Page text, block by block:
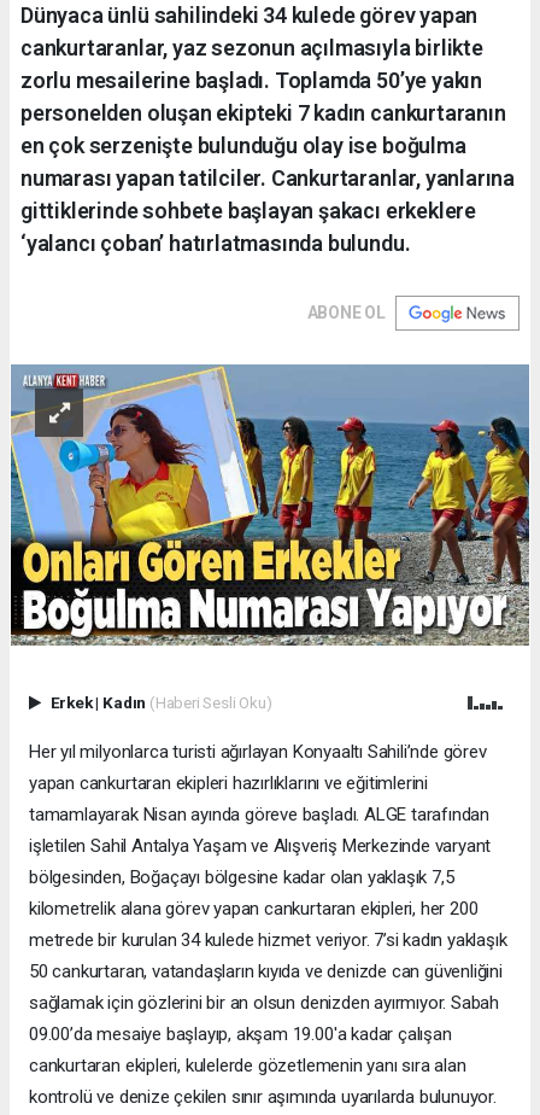
Dünyaca ünlü sahilindeki 34 kulede görev yapan
cankurtaranlar, yaz sezonun açılmasıyla birlikte
zorlu mesailerine başladı. Toplamda 50’ye yakın
personelden oluşan ekipteki 7 kadın cankurtaranın
en çok serzenişte bulunduğu olay ise boğulma
numarası yapan tatilciler. Cankurtaranlar, yanlarına
gittiklerinde sohbete başlayan şakacı erkeklere
‘yalancı çoban’ hatırlatmasında bulundu.
ABONE OL
Erkek| Kadın (Haberi Sesli Oku)
Her yıl milyonlarca turisti ağırlayan Konyaaltı Sahili’nde görev
yapan cankurtaran ekipleri hazırlıklarını ve eğitimlerini
tamamlayarak Nisan ayında göreve başladı. ALGE tarafından
işletilen Sahil Antalya Yaşam ve Alışveriş Merkezinde varyant
bölgesinden, Boğaçayı bölgesine kadar olan yaklaşık 7,5
kilometrelik alana görev yapan cankurtaran ekipleri, her 200
metrede bir kurulan 34 kulede hizmet veriyor. 7’si kadın yaklaşık
50 cankurtaran, vatandaşların kıyıda ve denizde can güvenliğini
sağlamak için gözlerini bir an olsun denizden ayırmıyor. Sabah
09.00’da mesaiye başlayıp, akşam 19.00'a kadar çalışan
cankurtaran ekipleri, kulelerde gözetlemenin yanı sıra alan
kontrolü ve denize çekilen sınır aşımında uyarılarda bulunuyor.